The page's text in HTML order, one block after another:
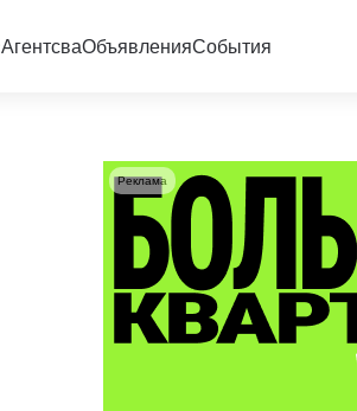
АгентсваОбъявленияСобытия
Реклама